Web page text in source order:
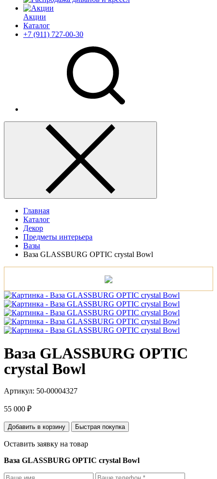
Акции
Каталог
+7 (911) 727-00-30
Главная
Каталог
Декор
Предметы интерьера
Вазы
Ваза GLASSBURG OPTIC crystal Bowl
Ваза GLASSBURG OPTIC
crystal Bowl
Артикул: 50-00004327
55 000 ₽
Добавить в корзину Быстрая покупка
Оставить заявку на товар
Ваза GLASSBURG OPTIC crystal Bowl